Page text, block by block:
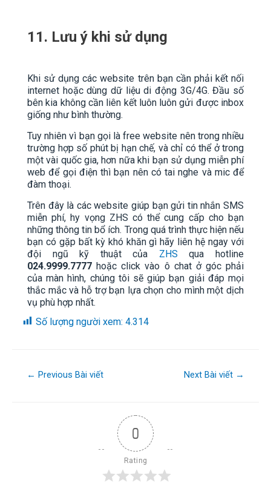
11. Lưu ý khi sử dụng
Khi sử dụng các website trên bạn cần phải kết nối
internet hoặc dùng dữ liệu di động 3G/4G. Đầu số
bên kia không cần liên kết luôn luôn gửi được inbox
giống như bình thường.
Tuy nhiên vì bạn gọi là free website nên trong nhiều
trường hợp số phút bị hạn chế, và chỉ có thể ở trong
một vài quốc gia, hơn nữa khi bạn sử dụng miễn phí
web để gọi điện thì bạn nên có tai nghe và mic để
đàm thoại.
Trên đây là các website giúp bạn gửi tin nhắn SMS
miễn phí, hy vọng ZHS có thể cung cấp cho bạn
những thông tin bổ ích. Trong quá trình thực hiện nếu
bạn có gặp bất kỳ khó khăn gì hãy liên hệ ngay với
đội ngũ kỹ thuật của ZHS qua hotline
024.9999.7777 hoặc click vào ô chat ở góc phải
của màn hình, chúng tôi sẽ giúp bạn giải đáp mọi
thắc mắc và hỗ trợ bạn lựa chọn cho mình một dịch
vụ phù hợp nhất.
Số lượng người xem: 4.314
← Previous Bài viết Next Bài viết →
0
Rating